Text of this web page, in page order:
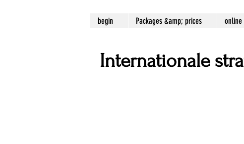
begin Packages &amp; prices online
Internationale